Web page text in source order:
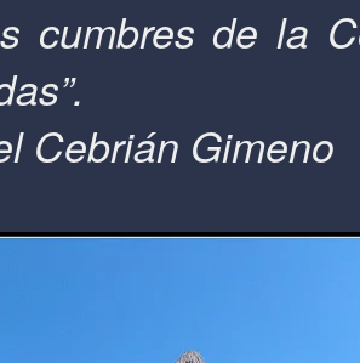
cumbres de la
Cebrián Gimeno